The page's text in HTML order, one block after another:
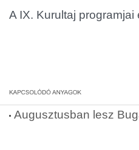
A IX. Kurultaj
Augusztusban lesz